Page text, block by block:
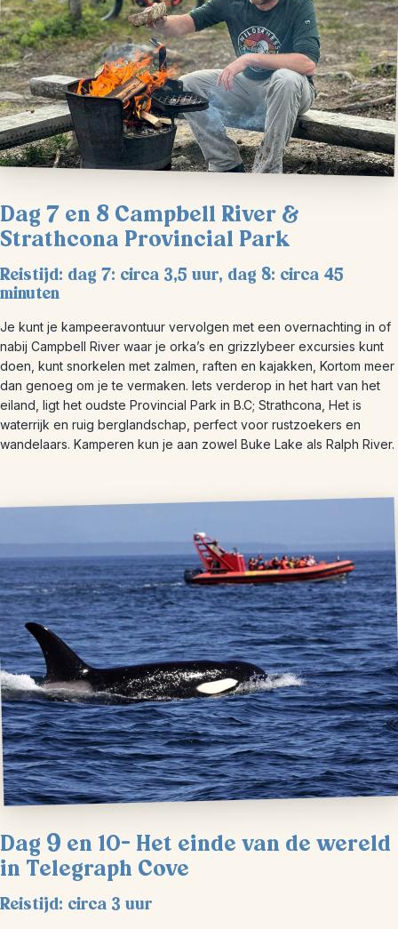
Dag 7 en 8 Campbell River &
Strathcona Provincial Park
Reistijd: dag 7: circa 3,5 uur, dag 8: circa 45
minuten
Je kunt je kampeeravontuur vervolgen met een overnachting in of
nabij Campbell River waar je orka’s en grizzlybeer excursies kunt
doen, kunt snorkelen met zalmen, raften en kajakken, Kortom meer
dan genoeg om je te vermaken. Iets verderop in het hart van het
eiland, ligt het oudste Provincial Park in B.C; Strathcona, Het is
waterrijk en ruig berglandschap, perfect voor rustzoekers en
wandelaars. Kamperen kun je aan zowel Buke Lake als Ralph River.
Dag 9 en 10- Het einde van de wereld
in Telegraph Cove
Reistijd: circa 3 uur